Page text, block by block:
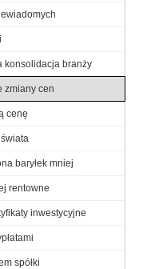
konsolidacja branży
zmiany cen
cenę
baryłek mniej
rentowne
inwestycyjne
spółki